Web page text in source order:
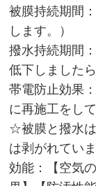
被膜持続期間
します。）
撥水持続期間
低下しました
帯電防止効果
に再施工をし
☆被膜と撥水
は剥がれていま
効能：【空気